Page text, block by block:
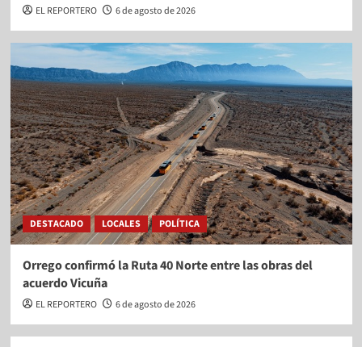
EL REPORTERO 6 de agosto de 2026
DESTACADO LOCALES POLÍTICA
Orrego confirmó la Ruta 40 Norte entre las obras del
acuerdo Vicuña
EL REPORTERO 6 de agosto de 2026